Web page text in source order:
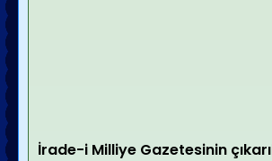
İrade-i Milliye Gazetesinin